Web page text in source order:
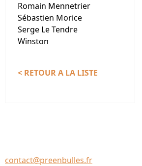
Romain Mennetrier
Sébastien Morice
Serge Le Tendre
Winston
< RETOUR A LA LISTE
contact@preenbulles.fr